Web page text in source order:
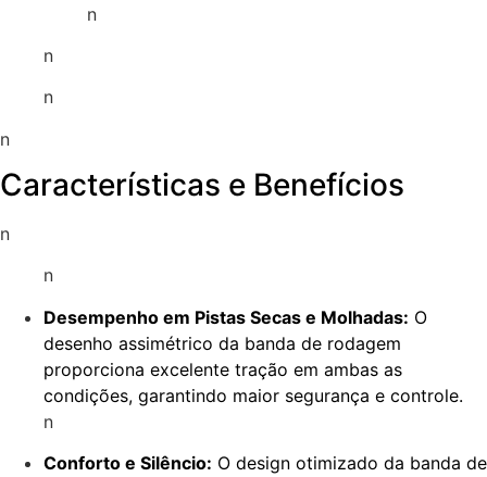
n
n
n
n
Características e Benefícios
n
n
Desempenho em Pistas Secas e Molhadas: O
desenho assimétrico da banda de rodagem
proporciona excelente tração em ambas as
condições, garantindo maior segurança e controle.
n
Conforto e Silêncio: O design otimizado da banda de